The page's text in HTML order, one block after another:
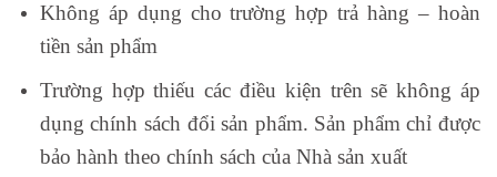
Không áp dụng cho trường hợp trả hàng – hoàn
tiền sản phẩm
Trường hợp thiếu các điều kiện trên sẽ không áp
dụng chính sách đổi sản phẩm. Sản phẩm chỉ được
bảo hành theo chính sách của Nhà sản xuất